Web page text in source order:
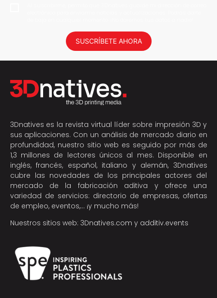
SUSCRÍBETE AHORA
3Dnatives es la revista virtual líder sobre impresión 3D y
sus aplicaciones. Con un análisis de mercado diario en
profundidad, nuestro sitio web es seguido por más de
1,3 millones de lectores únicos al mes. Disponible en
inglés, francés, español, italiano y alemán, 3Dnatives
cubre las novedades de los principales actores del
mercado de la fabricación aditiva y ofrece una
variedad de servicios: directorio de empresas, ofertas
de empleo, eventos,… ¡y mucho más!
Nuestros sitios web: 3Dnatives.com y additiv.events